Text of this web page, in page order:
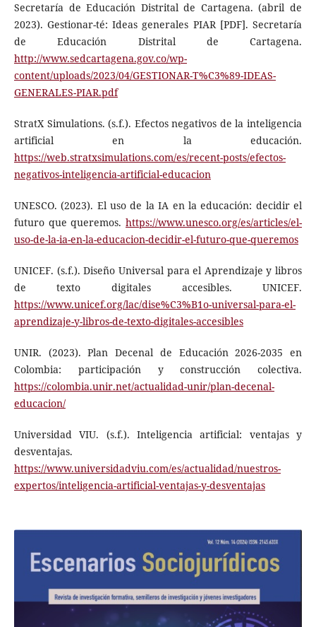
Secretaría de Educación Distrital de Cartagena. (abril de
2023). Gestionar-té: Ideas generales PIAR [PDF]. Secretaría
de Educación Distrital de Cartagena.
http://www.sedcartagena.gov.co/wp-
content/uploads/2023/04/GESTIONAR-T%C3%89-IDEAS-
GENERALES-PIAR.pdf
StratX Simulations. (s.f.). Efectos negativos de la inteligencia
artificial en la educación.
https://web.stratxsimulations.com/es/recent-posts/efectos-
negativos-inteligencia-artificial-educacion
UNESCO. (2023). El uso de la IA en la educación: decidir el
futuro que queremos.https://www.unesco.org/es/articles/el-
uso-de-la-ia-en-la-educacion-decidir-el-futuro-que-queremos
UNICEF. (s.f.). Diseño Universal para el Aprendizaje y libros
de texto digitales accesibles. UNICEF.
https://www.unicef.org/lac/dise%C3%B1o-universal-para-el-
aprendizaje-y-libros-de-texto-digitales-accesibles
UNIR. (2023). Plan Decenal de Educación 2026-2035 en
Colombia: participación y construcción colectiva.
https://colombia.unir.net/actualidad-unir/plan-decenal-
educacion/
Universidad VIU. (s.f.). Inteligencia artificial: ventajas y
desventajas.
https://www.universidadviu.com/es/actualidad/nuestros-
expertos/inteligencia-artificial-ventajas-y-desventajas